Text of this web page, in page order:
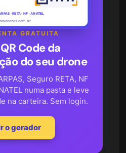
· RETA · NF · ANATEL
GRATUITA
Code da
do seu drone
Seguro RETA, NF
numa pasta e leve
na carteira. Sem login.
o gerador